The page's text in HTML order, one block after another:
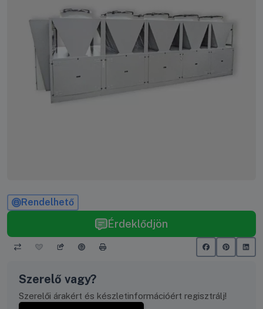
Rendelhető
Érdeklődjön
Szerelő vagy?
Szerelői árakért és készletinformációért regisztrálj!